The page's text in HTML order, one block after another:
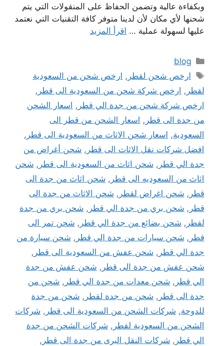
وبكفاءة عالية وتضمن الحفاظ على المنقولات التي يتم
شحنها لأي مكان لأن لدينا متوفر كافة التقنيات التي نعتمد
عليها لسهولة عملية … اقرأ المزيد
التصنيفات
blog
الوسوم
ارخص شحن لقطر , ارخص شحن من السعودية
لقطر , ارخص شركة شحن من السعودية الى قطر ,
ارخص شركة شحن من جدة الي قطر , اسعار الشحن
من جدة الى قطر , اسعار الشحن من قطر الى
السعودية, اسعار شحن الاثاث من السعودية الى قطر ,
افضل شركات نقل الاثاث الى قطر , شحن أغراض من
جدة الي قطر , شحن اثاث من السعودية الى قطر , شحن
اثاث من السعوديه الى قطر , شحن اثاث من جدة الى
قطر , شحن اغراض لقطر , شحن الاثاث من جدة الى
قطر , شحن بري من جدة الي قطر , شحن بري من جدة
لقطر , شحن بضائع من جدة الي قطر , شحن تمر الى
قطر , شحن سيارات من جدة الي قطر , شحن سيارة من
جدة الي قطر , شحن عفش من السعودية الى قطر ,
شحن عفش من جدة الى قطر , شحن عفش من جدة
الي قطر , شحن معدات من جدة الي قطر , شحن من
جدة الى قطر , شحن من جدة لقطر , شحن من جدة
للدوحة, شركات الشحن من السعودية الى قطر , شركات
الشحن من السعودية لقطر , شركات الشحن من جدة
الي قطر , شركات النقل البرى من جدة الى قطر ,